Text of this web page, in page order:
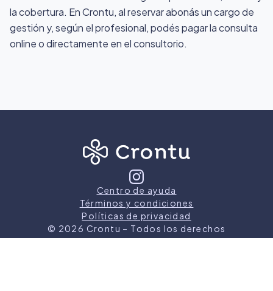
la cobertura. En Crontu, al reservar abonás un cargo de
gestión y, según el profesional, podés pagar la consulta
online o directamente en el consultorio.
Centro de ayuda
Términos y condiciones
Políticas de privacidad
© 2026 Crontu – Todos los derechos
reservados